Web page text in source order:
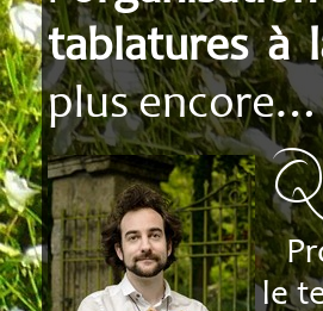
tablatures à
plus encore…
le